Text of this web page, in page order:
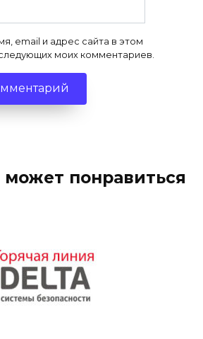
email и адрес сайта в этом
моих комментариев.
понравиться